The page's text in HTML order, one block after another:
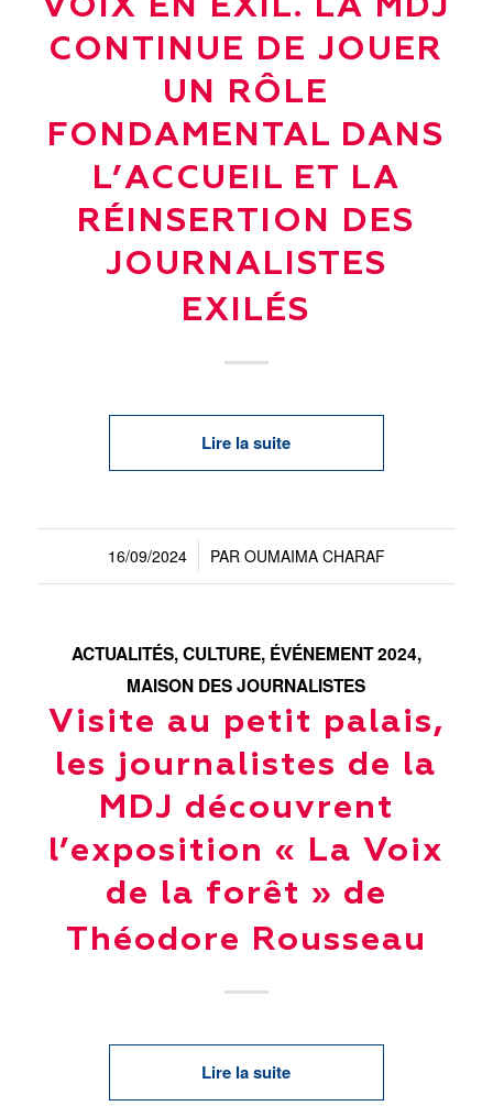
VOIX EN EXIL. LA MDJ
CONTINUE DE JOUER
UN RÔLE
FONDAMENTAL DANS
L’ACCUEIL ET LA
RÉINSERTION DES
JOURNALISTES
EXILÉS
Lire la suite
16/09/2024
/ PAR OUMAIMA CHARAF
ACTUALITÉS,CULTURE, ÉVÉNEMENT 2024,
MAISON DES JOURNALISTES
Visite au petit palais,
les journalistes de la
MDJ découvrent
l’exposition « La Voix
de la forêt » de
Théodore Rousseau
Lire la suite